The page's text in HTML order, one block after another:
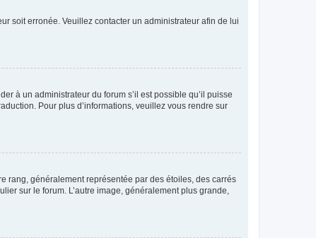
soit erronée. Veuillez contacter un administrateur afin de lui
à un administrateur du forum s’il est possible qu’il puisse
Pour plus d’informations, veuillez vous rendre sur
rang, généralement représentée par des étoiles, des carrés
sur le forum. L’autre image, généralement plus grande,